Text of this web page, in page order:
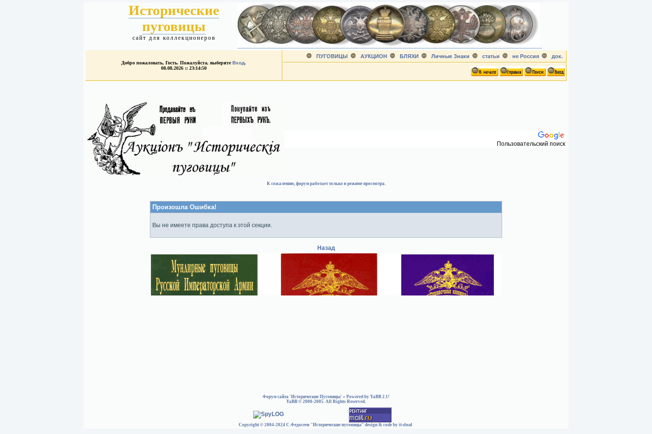
Исторические
пуговицы
сайт для коллекционеров
Добро пожаловать, Гость. Пожалуйста, выберитеВход.
08.08.2026 :: 23:14:50
ПУГОВИЦЫ АУКЦИОН БЛЯХИ Личные Знаки статьи не Россия док.
Пользовательский поиск
К сожалению, форум работает только в режиме просмотра.
Произошла Ошибка!
Вы не имеете права доступа к этой секции.
Назад
Форум сайта 'Исторические Пуговицы' » Powered by YaBB 2.1!
YaBB © 2000-2005. All Rights Reserved.
Copyright © 2004-2024 С.Федосеев "Исторические пуговицы" design & code by it-deal